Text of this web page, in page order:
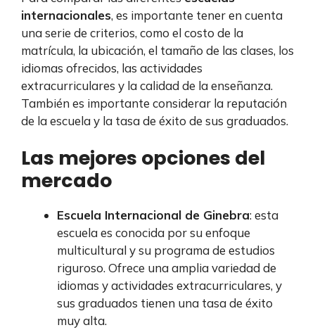
internacionales, es importante tener en cuenta
una serie de criterios, como el costo de la
matrícula, la ubicación, el tamaño de las clases, los
idiomas ofrecidos, las actividades
extracurriculares y la calidad de la enseñanza.
También es importante considerar la reputación
de la escuela y la tasa de éxito de sus graduados.
Las mejores opciones del
mercado
Escuela Internacional de Ginebra: esta
escuela es conocida por su enfoque
multicultural y su programa de estudios
riguroso. Ofrece una amplia variedad de
idiomas y actividades extracurriculares, y
sus graduados tienen una tasa de éxito
muy alta.